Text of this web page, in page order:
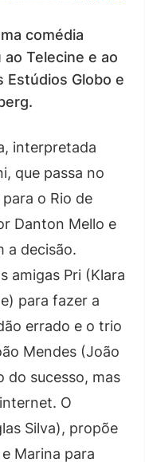
comédia
Telecine e ao
Estúdios Globo e
interpretada
que passa no
o Rio de
Danton Mello e
a decisão.
amigas Pri (Klara
para fazer a
errado e o trio
Mendes (João
do sucesso, mas
O
Silva), propõe
Marina para